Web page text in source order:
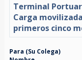
Terminal
Carga
primeros cinco
Para (Su Colega)